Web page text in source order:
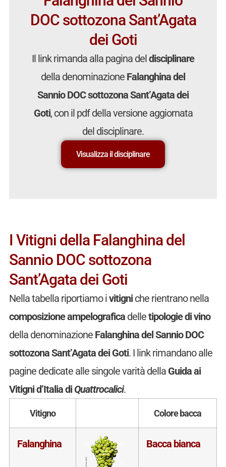
DOC sottozona Sant’Agata
dei Goti
Il link rimanda alla pagina deldisciplinare
della denominazione Falanghina del
Sannio DOC sottozona Sant’Agata dei
Goti, con il pdf della versione aggiornata
del disciplinare.
Visualizza il disciplinare
I Vitigni della Falanghina del
Sannio DOC sottozona
Sant’Agata dei Goti
Nella tabella riportiamo ivitigniche rientrano nella
composizione ampelograficadelletipologie di vino
della denominazione Falanghina del Sannio DOC
sottozona Sant’Agata dei Goti. I link rimandano alle
pagine dedicate alle singole varità della Guida ai
Vitigni d’Italia diQuattrocalici.
Vitigno Colore bacca
Falanghina Bacca bianca